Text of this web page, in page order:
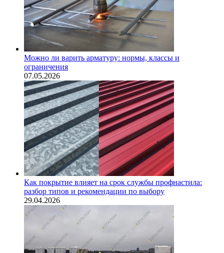
Можно ли варить арматуру: нормы, классы и
ограничения
07.05.2026
Как покрытие влияет на срок службы профнастила:
разбор типов и рекомендации по выбору
29.04.2026